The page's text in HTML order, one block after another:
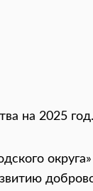
на 2025 год.